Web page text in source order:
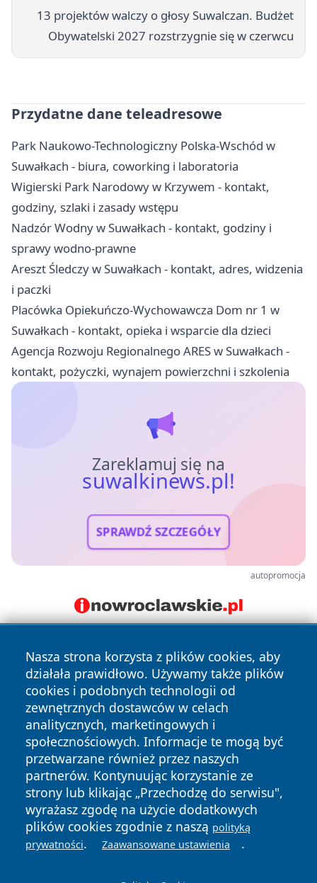
13 projektów walczy o głosy Suwalczan. Budżet
Obywatelski 2027 rozstrzygnie się w czerwcu
Przydatne dane teleadresowe
Park Naukowo-Technologiczny Polska-Wschód w
Suwałkach - biura, coworking i laboratoria
Wigierski Park Narodowy w Krzywem - kontakt,
godziny, szlaki i zasady wstępu
Nadzór Wodny w Suwałkach - kontakt, godziny i
sprawy wodno-prawne
Areszt Śledczy w Suwałkach - kontakt, adres, widzenia
i paczki
Placówka Opiekuńczo-Wychowawcza Dom nr 1 w
Suwałkach - kontakt, opieka i wsparcie dla dzieci
Agencja Rozwoju Regionalnego ARES w Suwałkach -
kontakt, pożyczki, wynajem powierzchni i szkolenia
Zareklamuj się na
suwalkinews.pl!
SPRAWDŹ SZCZEGÓŁY
autopromocja
Nasza strona korzysta z plików cookies, aby
działała prawidłowo. Używamy także plików
cookies i podobnych technologii od
zewnętrznych dostawców w celach
analitycznych, marketingowych i
społecznościowych. Informacje te mogą być
przetwarzane również przez naszych
partnerów. Kontynuując korzystanie ze
strony lub klikając „Przechodzę do serwisu",
wyrażasz zgodę na użycie dodatkowych
plików cookies zgodnie z naszą polityką
prywatności. Zaawansowane ustawienia .
Copyright © 2026 suwalkinews.pl Wszystkie prawa
zastrzeżone.
News Autorzy
Polityka
Prywatności
Polityka
Cookies